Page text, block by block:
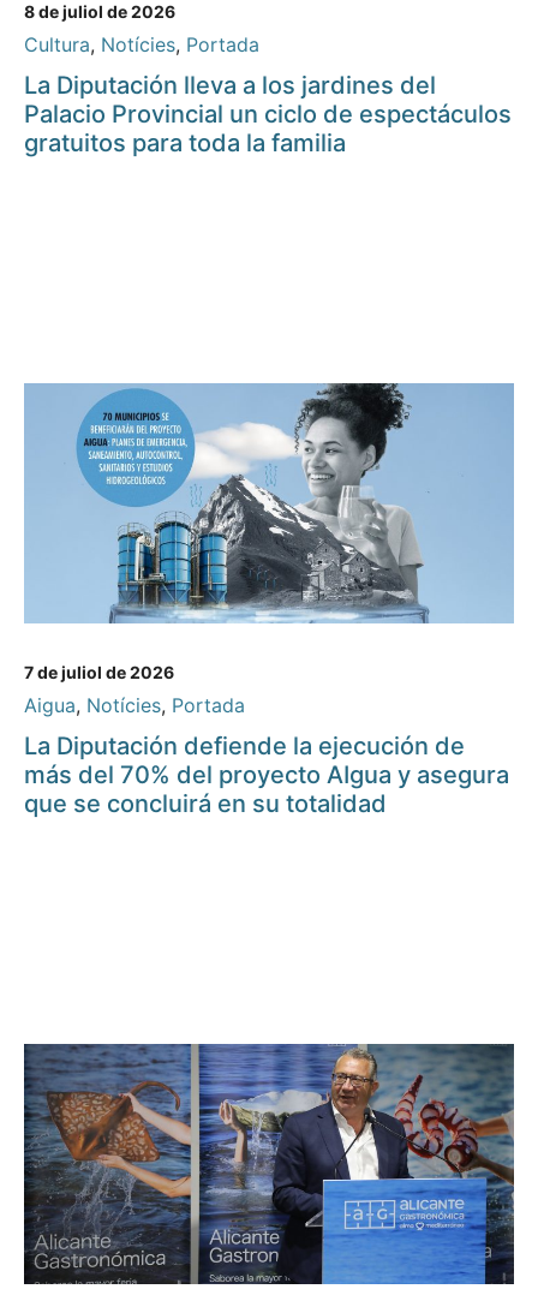
8 de juliol de 2026
Cultura, Notícies, Portada
La Diputación lleva a los jardines del
Palacio Provincial un ciclo de espectáculos
gratuitos para toda la familia
7 de juliol de 2026
Aigua, Notícies, Portada
La Diputación defiende la ejecución de
más del 70% del proyecto AIgua y asegura
que se concluirá en su totalidad